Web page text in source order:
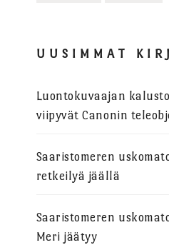
UUSIMMAT
Luontokuvaajan
viipyvät Canonin
Saaristomeren
retkeilyä jäällä
Saaristomeren
Meri jäätyy